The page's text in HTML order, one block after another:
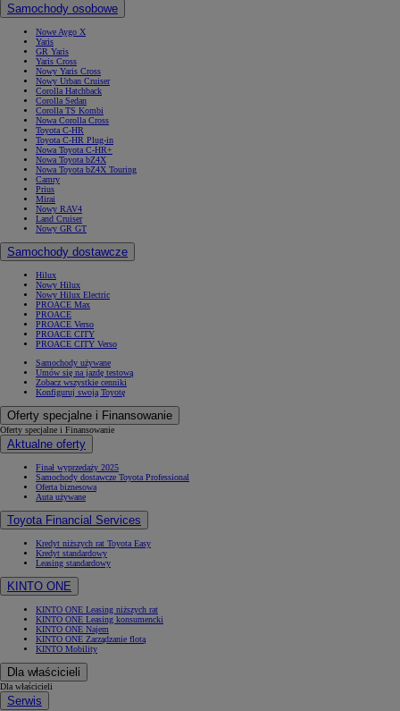
Samochody osobowe
Nowe Aygo X
Yaris
GR Yaris
Yaris Cross
Nowy Yaris Cross
Nowy Urban Cruiser
Corolla Hatchback
Corolla Sedan
Corolla TS Kombi
Nowa Corolla Cross
Toyota C-HR
Toyota C-HR Plug-in
Nowa Toyota C-HR+
Nowa Toyota bZ4X
Nowa Toyota bZ4X Touring
Camry
Prius
Mirai
Nowy RAV4
Land Cruiser
Nowy GR GT
Samochody dostawcze
Hilux
Nowy Hilux
Nowy Hilux Electric
PROACE Max
PROACE
PROACE Verso
PROACE CITY
PROACE CITY Verso
Samochody używane
Umów się na jazdę testową
Zobacz wszystkie cenniki
Konfiguruj swoją Toyotę
Oferty specjalne i Finansowanie
Oferty specjalne i Finansowanie
Aktualne oferty
Finał wyprzedaży 2025
Samochody dostawcze Toyota Professional
Oferta biznesowa
Auta używane
Toyota Financial Services
Kredyt niższych rat Toyota Easy
Kredyt standardowy
Leasing standardowy
KINTO ONE
KINTO ONE Leasing niższych rat
KINTO ONE Leasing konsumencki
KINTO ONE Najem
KINTO ONE Zarządzanie flotą
KINTO Mobility
Dla właścicieli
Dla właścicieli
Serwis